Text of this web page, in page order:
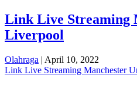
Link Live Streaming
Liverpool
Olahraga | April 10, 2022
Link Live Streaming Manchester